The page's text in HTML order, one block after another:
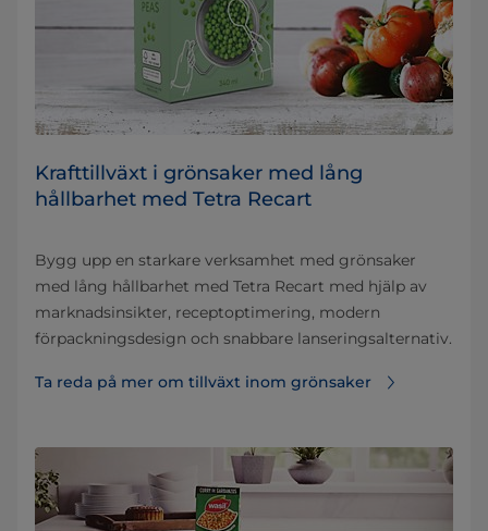
Krafttillväxt i grönsaker med lång
hållbarhet med Tetra Recart
Bygg upp en starkare verksamhet med grönsaker
med lång hållbarhet med Tetra Recart med hjälp av
marknadsinsikter, receptoptimering, modern
förpackningsdesign och snabbare lanseringsalternativ.
Ta reda på mer om tillväxt inom grönsaker